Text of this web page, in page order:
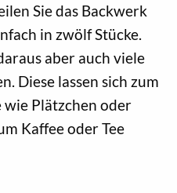
Sie das Backwerk
in zwölf Stücke.
aber auch viele
Diese lassen sich zum
wie Plätzchen oder
Kaffee oder Tee